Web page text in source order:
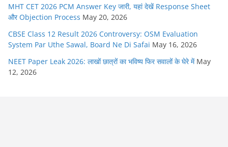
MHT CET 2026 PCM Answer Key जारी, यहां देखें Response Sheet
और Objection Process May 20, 2026
CBSE Class 12 Result 2026 Controversy: OSM Evaluation
System Par Uthe Sawal, Board Ne Di Safai May 16, 2026
NEET Paper Leak 2026: लाखों छात्रों का भविष्य फिर सवालों के घेरे में May
12, 2026